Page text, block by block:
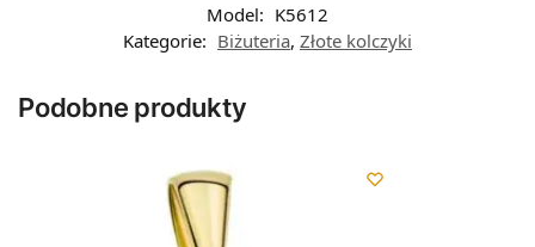
Model: K5612
Kategorie: Biżuteria, Złote kolczyki
Podobne produkty